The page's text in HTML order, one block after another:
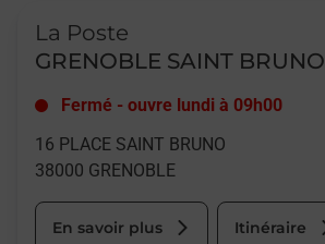
La Poste
GRENOBLE SAINT BRUNO
Fermé - ouvre lundi à 09h00
16 PLACE SAINT BRUNO
38000 GRENOBLE
En savoir plus Itinéraire